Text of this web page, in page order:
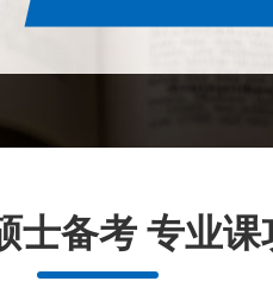
士备考 专业课